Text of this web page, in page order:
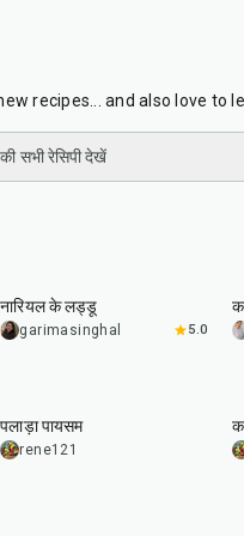
recipes... and also love to
सभी रेसिपी देखें
नारियल के लड्डू
garimasinghal 5.0
पलाड़ा पायसम
rene121